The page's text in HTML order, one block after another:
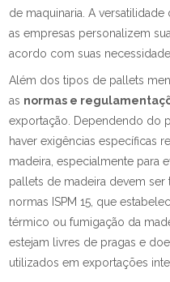
de maquinaria. A
as empresas personalizem
acordo com suas
Além dos tipos de pallets
as normas e
exportação. Dependendo do
haver exigências específicas
madeira, especialmente para
pallets de madeira devem
normas ISPM 15, que
térmico ou fumigação da
estejam livres de pragas e
utilizados em exportações